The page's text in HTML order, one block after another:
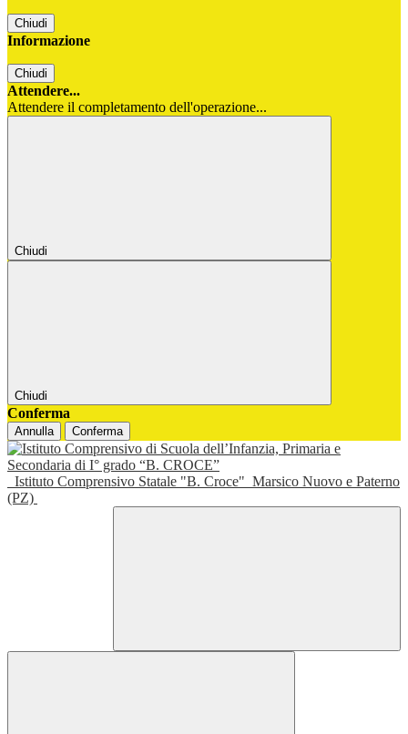
Chiudi
Informazione
Chiudi
Attendere...
Attendere il completamento dell'operazione...
Chiudi
Chiudi
Conferma
Annulla Conferma
Istituto Comprensivo Statale "B. Croce" Marsico Nuovo e Paterno
(PZ)